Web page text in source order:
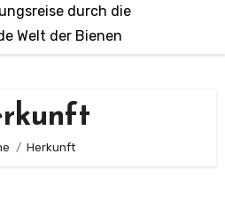
durch die
Welt der Bienen
Herkunft